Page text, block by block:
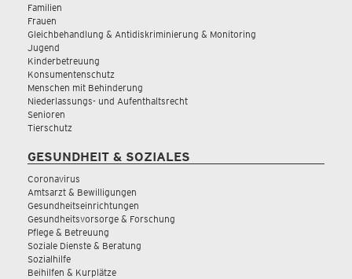
Familien
Frauen
Gleichbehandlung & Antidiskriminierung & Monitoring
Jugend
Kinderbetreuung
Konsumentenschutz
Menschen mit Behinderung
Niederlassungs- und Aufenthaltsrecht
Senioren
Tierschutz
GESUNDHEIT & SOZIALES
Coronavirus
Amtsarzt & Bewilligungen
Gesundheitseinrichtungen
Gesundheitsvorsorge & Forschung
Pflege & Betreuung
Soziale Dienste & Beratung
Sozialhilfe
Beihilfen & Kurplätze